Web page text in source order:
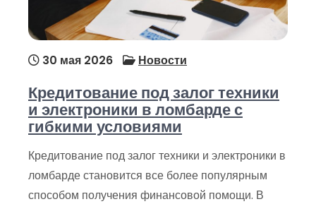
30 мая 2026 Новости
Кредитование под залог техники
и электроники в ломбарде с
гибкими условиями
Кредитование под залог техники и электроники в
ломбарде становится все более популярным
способом получения финансовой помощи. В